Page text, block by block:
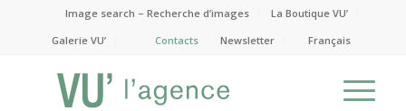
Image search – Recherche d’images
La Boutique VU’
Galerie VU’
Contacts Newsletter Français